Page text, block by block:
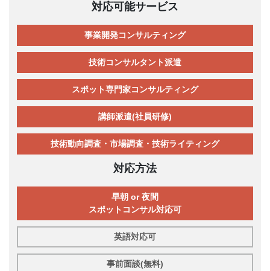
対応可能サービス
事業開発コンサルティング
技術コンサルタント派遣
スポット専門家コンサルティング
講師派遣(社員研修)
技術動向調査・市場調査・技術ライティング
対応方法
早朝 or 夜間
スポットコンサル対応可
英語対応可
事前面談(無料)